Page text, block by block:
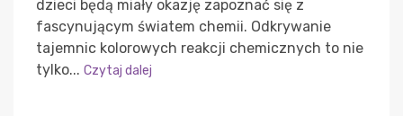
dzieci będą miały okazję zapoznać się z
fascynującym światem chemii. Odkrywanie
tajemnic kolorowych reakcji chemicznych to nie
tylko... Czytaj dalej